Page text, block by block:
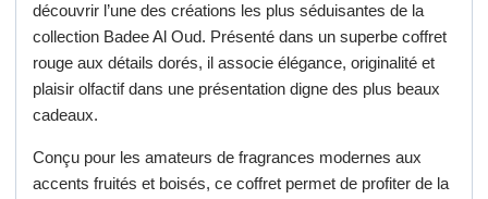
découvrir l’une des créations les plus séduisantes de la
collection Badee Al Oud. Présenté dans un superbe coffret
rouge aux détails dorés, il associe élégance, originalité et
plaisir olfactif dans une présentation digne des plus beaux
cadeaux.
Conçu pour les amateurs de fragrances modernes aux
accents fruités et boisés, ce coffret permet de profiter de la